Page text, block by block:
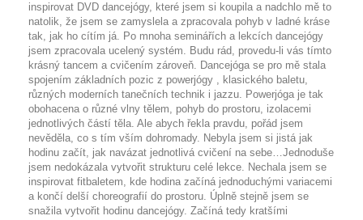
inspirovat DVD dancejógy, které jsem si koupila a nadchlo mě to
natolik, že jsem se zamyslela a zpracovala pohyb v ladné kráse
tak, jak ho cítím já. Po mnoha seminářích a lekcích dancejógy
jsem zpracovala ucelený systém. Budu rád, provedu-li vás tímto
krásný tancem a cvičením zároveň. Dancejóga se pro mě stala
spojením základních pozic z powerjógy , klasického baletu,
různých moderních tanečních technik i jazzu. Powerjóga je tak
obohacena o různé vlny tělem, pohyb do prostoru, izolacemi
jednotlivých částí těla. Ale abych řekla pravdu, pořád jsem
nevěděla, co s tím vším dohromady. Nebyla jsem si jistá jak
hodinu začít, jak navázat jednotlivá cvičení na sebe…Jednoduše
jsem nedokázala vytvořit strukturu celé lekce. Nechala jsem se
inspirovat fitbaletem, kde hodina začíná jednoduchými variacemi
a končí delší choreografií do prostoru. Úplně stejně jsem se
snažila vytvořit hodinu dancejógy. Začíná tedy kratšími